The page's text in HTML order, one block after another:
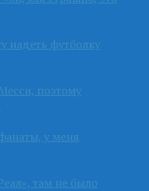
надеть футболку
поэтому
у меня
там не было